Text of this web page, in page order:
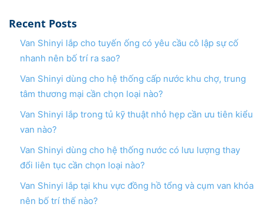
Recent Posts
Van Shinyi lắp cho tuyến ống có yêu cầu cô lập sự cố
nhanh nên bố trí ra sao?
Van Shinyi dùng cho hệ thống cấp nước khu chợ, trung
tâm thương mại cần chọn loại nào?
Van Shinyi lắp trong tủ kỹ thuật nhỏ hẹp cần ưu tiên kiểu
van nào?
Van Shinyi dùng cho hệ thống nước có lưu lượng thay
đổi liên tục cần chọn loại nào?
Van Shinyi lắp tại khu vực đồng hồ tổng và cụm van khóa
nên bố trí thế nào?